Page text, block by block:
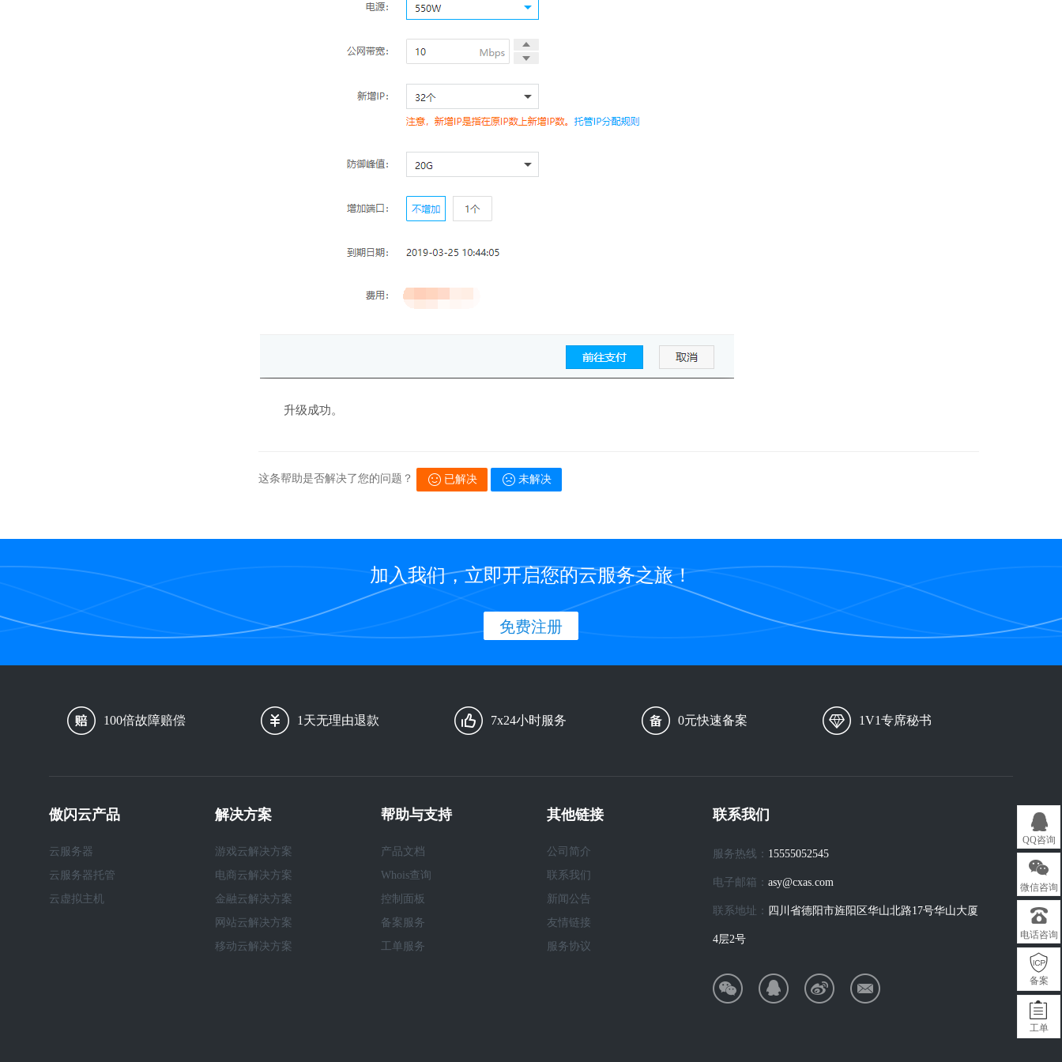
升级成功。
这条帮助是否解决了您的问题？ 已解决 未解决
加入我们，立即开启您的云服务之旅！
免费注册
100倍故障赔偿 1天无理由退款 7x24小时服务 0元快速备案 1V1专席秘书
傲闪云产品
云服务器
云服务器托管
云虚拟主机
解决方案
游戏云解决方案
电商云解决方案
金融云解决方案
网站云解决方案
移动云解决方案
帮助与支持
产品文档
Whois查询
控制面板
备案服务
工单服务
其他链接
公司简介
联系我们
新闻公告
友情链接
服务协议
联系我们
服务热线： 15555052545
电子邮箱： asy@cxas.com
联系地址： 四川省德阳市旌阳区华山北路17号华山大厦
4层2号
QQ咨询
微信咨询
电话咨询
备案
工单